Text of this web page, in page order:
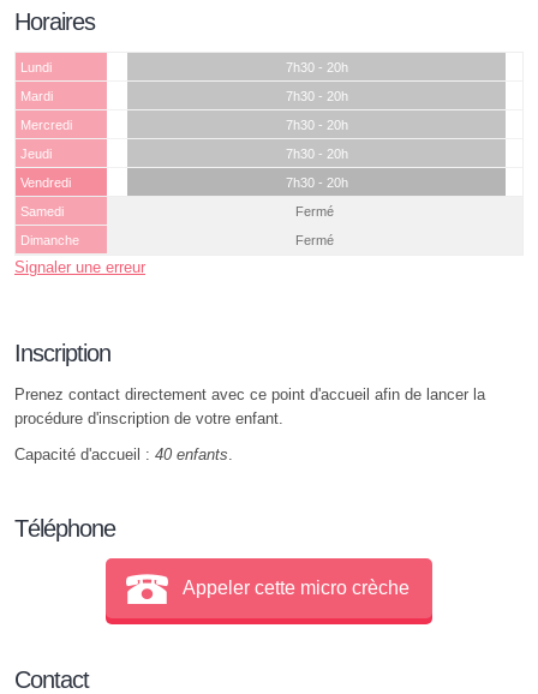
Horaires
Lundi
7h30 - 20h
Mardi
7h30 - 20h
Mercredi
7h30 - 20h
Jeudi
7h30 - 20h
Vendredi
7h30 - 20h
Samedi
Fermé
Dimanche
Fermé
Signaler une erreur
Inscription
Prenez contact directement avec ce point d'accueil afin de lancer la
procédure d'inscription de votre enfant.
Capacité d'accueil : 40 enfants
Téléphone
Appeler cette micro crèche
Contact